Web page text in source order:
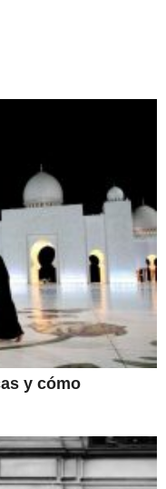
y cómo